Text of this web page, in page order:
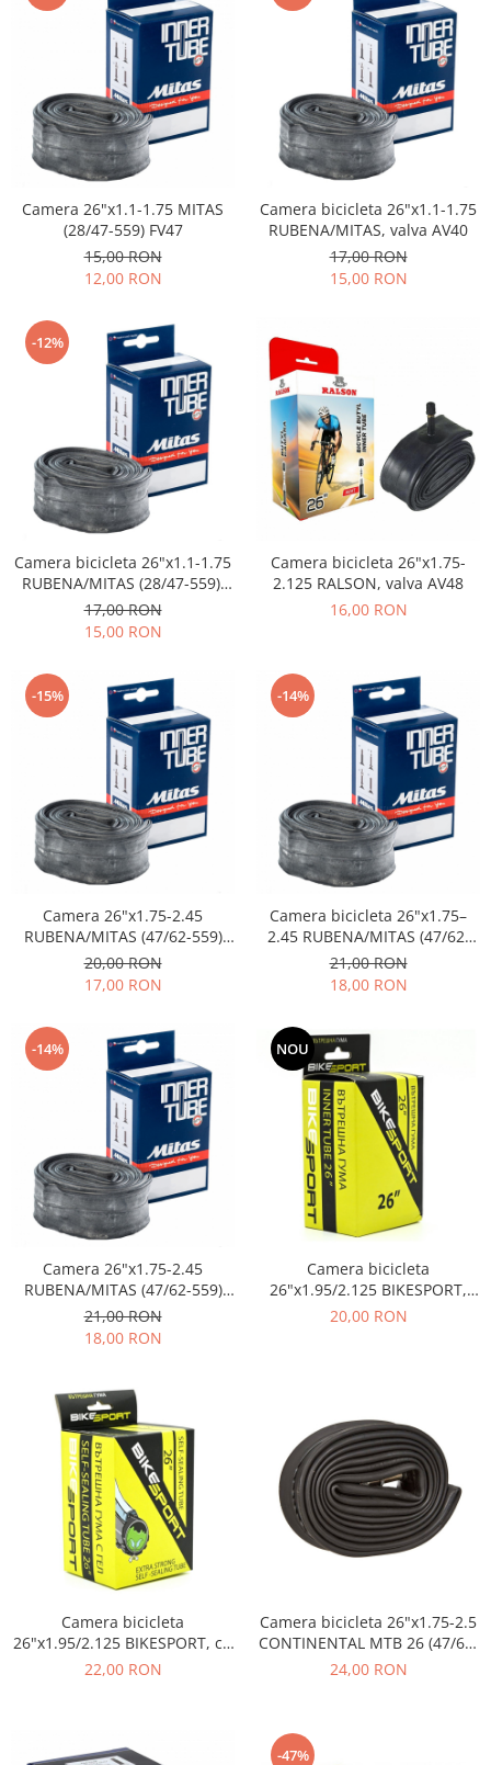
Camera 26"x1.1-1.75 MITAS
(28/47-559) FV47
15,00 RON
12,00 RON
Camera bicicleta 26"x1.1-1.75
RUBENA/MITAS, valva AV40
17,00 RON
15,00 RON
-12%
Camera bicicleta 26"x1.1-1.75
RUBENA/MITAS (28/47-559),
valva AV40
17,00 RON
15,00 RON
Camera bicicleta 26"x1.75-
2.125 RALSON, valva AV48
16,00 RON
-15%
Camera 26"x1.75-2.45
RUBENA/MITAS (47/62-559)
AV40
20,00 RON
17,00 RON
-14%
Camera bicicleta 26"x1.75–
2.45 RUBENA/MITAS (47/62-
559), valva AV48
21,00 RON
18,00 RON
-14%
Camera 26"x1.75-2.45
RUBENA/MITAS (47/62-559)
FV45
21,00 RON
18,00 RON
NOU
Camera bicicleta
26"x1.95/2.125 BIKESPORT,
valva AV 48 mm
20,00 RON
Camera bicicleta
26"x1.95/2.125 BIKESPORT, cu
solutie antipana, valva AV 48
22,00 RON
Camera bicicleta 26"x1.75-2.5
CONTINENTAL MTB 26 (47/62-
559), valva AV40, neambalata
24,00 RON
-47%